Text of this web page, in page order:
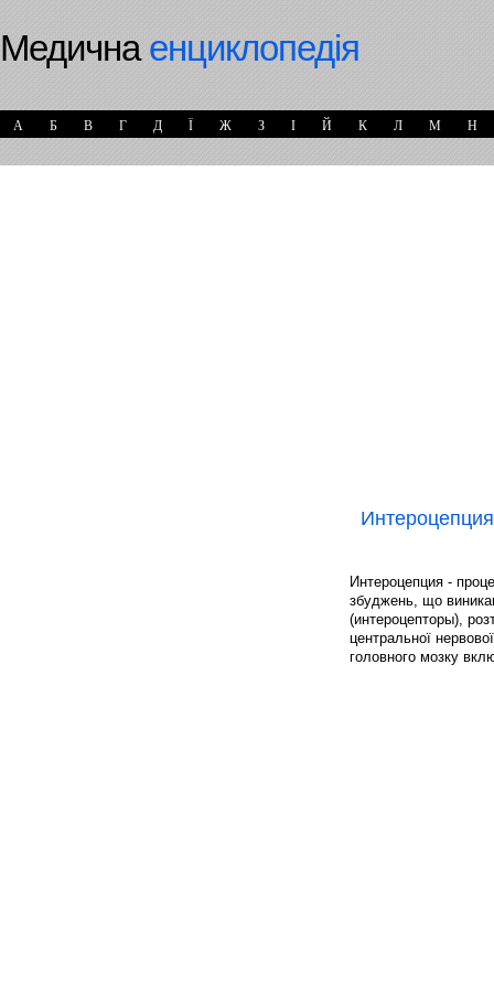
Медичнаенциклопедія
А Б В Г Д Ї Ж З І Й К Л М Н
Интероцепция
Интероцепция -
збуджень, що
(интероцепторы),
центральної
головного мозку